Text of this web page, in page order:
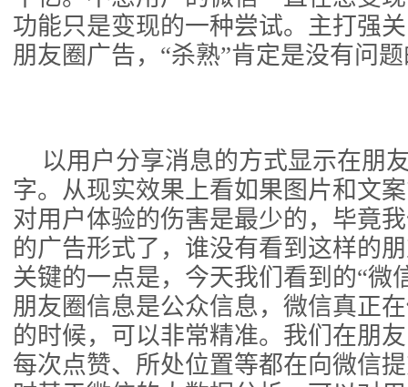
功能只是变现的一种尝试。主打强
朋友圈广告，“杀熟”肯定是没有问
以用户分享消息的方式显示在朋
字。从现实效果上看如果图片和文
对用户体验的伤害是最少的，毕竟
的广告形式了，谁没有看到这样的
关键的一点是，今天我们看到的“微
朋友圈信息是公众信息，微信真正
的时候，可以非常精准。我们在朋
每次点赞、所处位置等都在向微信